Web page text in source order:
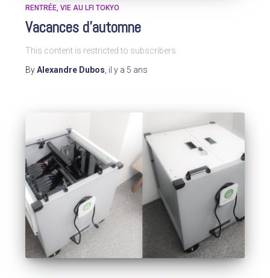
RENTRÉE VIE AU LFI TOKYO
Vacances d’automne
This content is restricted to subscribers
ByAlexandre Dubos il y a 5 ans